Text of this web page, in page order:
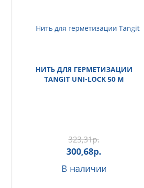
НИТЬ ДЛЯ ГЕРМЕТИЗАЦИИ
TANGIT UNI-LOCK 50 М
323,31р.
300,68р.
В наличии